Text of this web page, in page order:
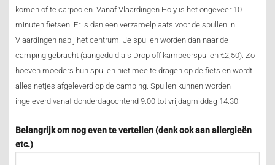
komen of te carpoolen. Vanaf Vlaardingen Holy is het ongeveer 10
minuten fietsen. Er is dan een verzamelplaats voor de spullen in
Vlaardingen nabij het centrum. Je spullen worden dan naar de
camping gebracht (aangeduid als Drop off kampeerspullen €2,50). Zo
hoeven moeders hun spullen niet mee te dragen op de fiets en wordt
alles netjes afgeleverd op de camping. Spullen kunnen worden
ingeleverd vanaf donderdagochtend 9.00 tot vrijdagmiddag 14.30.
Belangrijk om nog even te vertellen (denk ook aan allergieën
etc.)